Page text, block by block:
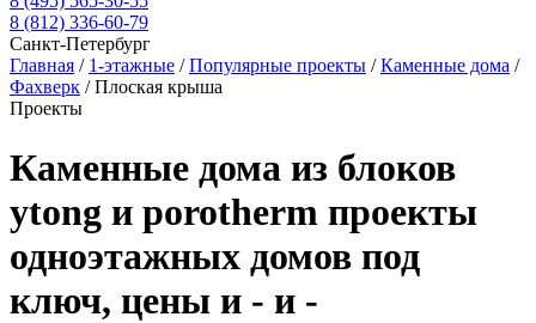
8 (812) 336-60-79
Санкт-Петербург
Главная / 1-этажные /Популярные проекты /Каменные дома /
Фахверк /Плоская крыша
Проекты
Каменные дома из блоков
ytong и porotherm проекты
одноэтажных домов под
ключ, цены и - и -